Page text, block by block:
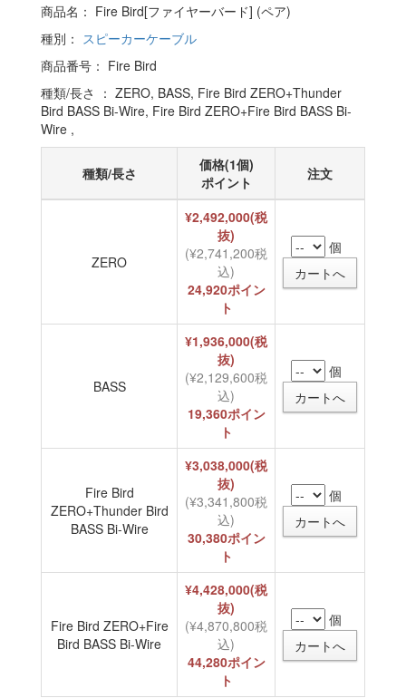
商品名： Fire Bird[ファイヤーバード] (ペア)
種別： スピーカーケーブル
商品番号： Fire Bird
種類/長さ ： ZERO, BASS, Fire Bird ZERO+Thunder
Bird BASS Bi-Wire, Fire Bird ZERO+Fire Bird BASS Bi-
Wire ,
種類/長さ
価格(1個)
ポイント
注文
ZERO
¥2,492,000(税
抜)
(¥2,741,200税
込)
24,920ポイン
ト
個
BASS
¥1,936,000(税
抜)
(¥2,129,600税
込)
19,360ポイン
ト
個
Fire Bird
ZERO+Thunder Bird
BASS Bi-Wire
¥3,038,000(税
抜)
(¥3,341,800税
込)
30,380ポイン
ト
個
Fire Bird ZERO+Fire
Bird BASS Bi-Wire
¥4,428,000(税
抜)
(¥4,870,800税
込)
44,280ポイン
ト
個